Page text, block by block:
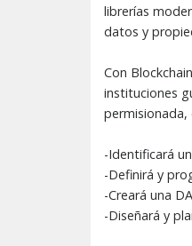
librerías
datos y
Con
instituciones
permisionada,
-Identificará
-Definirá y
-Creará una
-Diseñará y